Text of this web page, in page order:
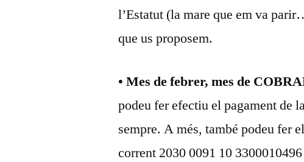
l’Estatut (la mare que em va
que us proposem.
• Mes de febrer, mes de
podeu fer efectiu el pagament de
sempre. A més, també podeu fer
corrent 2030 0091 10